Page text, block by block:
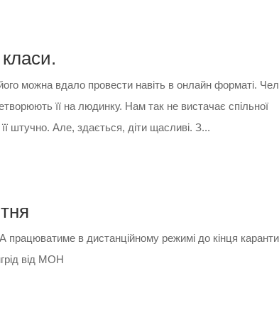
можна вдало провести навіть в онлайн форматі.
її на людинку. Нам так не вистачає спільної
штучно. Але, здається, діти щасливі. З...
в дистанційному режимі до кінця
від МОН